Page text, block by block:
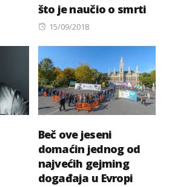
što je naučio o smrti
Posted
15/09/2018
Beč ove jeseni
domaćin jednog od
najvećih gejming
događaja u Evropi